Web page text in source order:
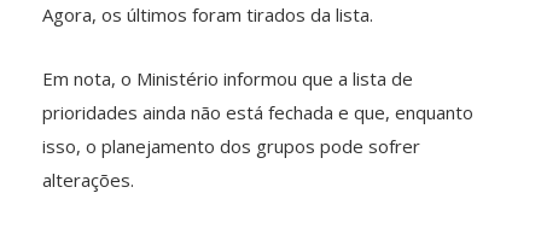
Agora, os últimos foram tirados da lista.
Em nota, o Ministério informou que a lista de
prioridades ainda não está fechada e que, enquanto
isso, o planejamento dos grupos pode sofrer
alterações.